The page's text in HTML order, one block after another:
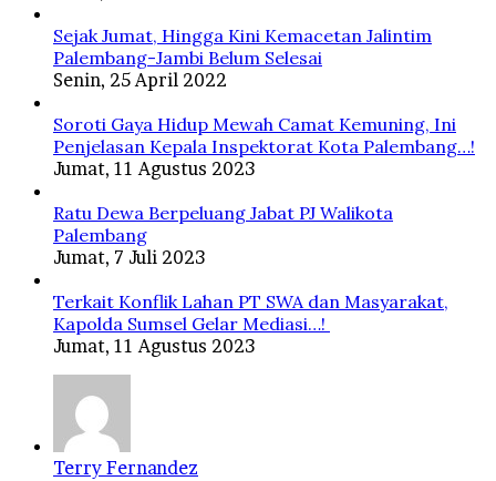
Sejak Jumat, Hingga Kini Kemacetan Jalintim
Palembang-Jambi Belum Selesai
Senin, 25 April 2022
Soroti Gaya Hidup Mewah Camat Kemuning, Ini
Penjelasan Kepala Inspektorat Kota Palembang…!
Jumat, 11 Agustus 2023
Ratu Dewa Berpeluang Jabat PJ Walikota
Palembang
Jumat, 7 Juli 2023
Terkait Konflik Lahan PT SWA dan Masyarakat,
Kapolda Sumsel Gelar Mediasi…!
Jumat, 11 Agustus 2023
Terry Fernandez